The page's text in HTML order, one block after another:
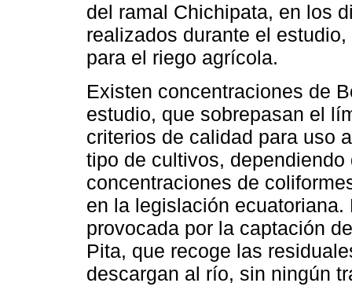
del ramal Chichipata, en los
realizados durante el
para el riego agrícola.
Existen concentraciones de
estudio, que sobrepasan el
criterios de calidad para uso
tipo de cultivos,
concentraciones de
en la legislación
provocada por la captación
Pita, que recoge las
descargan al río, sin ningún